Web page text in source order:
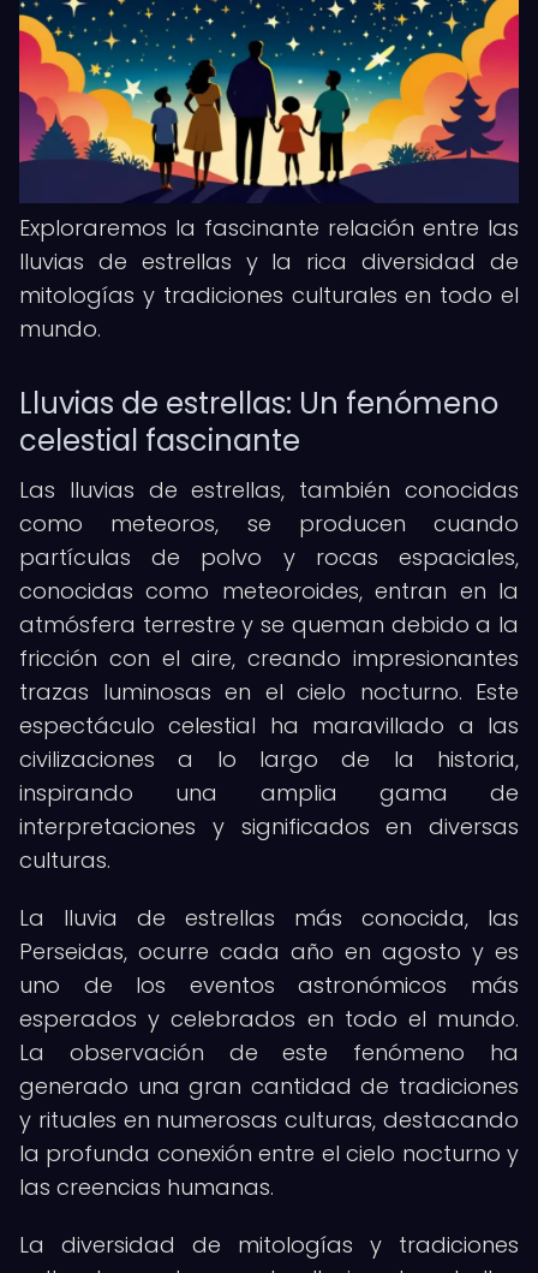
Exploraremos la fascinante relación entre las
lluvias de estrellas y la rica diversidad de
mitologías y tradiciones culturales en todo el
mundo.
Lluvias de estrellas: Un fenómeno
celestial fascinante
Las lluvias de estrellas, también conocidas
como meteoros, se producen cuando
partículas de polvo y rocas espaciales,
conocidas como meteoroides, entran en la
atmósfera terrestre y se queman debido a la
fricción con el aire, creando impresionantes
trazas luminosas en el cielo nocturno. Este
espectáculo celestial ha maravillado a las
civilizaciones a lo largo de la historia,
inspirando una amplia gama de
interpretaciones y significados en diversas
culturas.
La lluvia de estrellas más conocida, las
Perseidas, ocurre cada año en agosto y es
uno de los eventos astronómicos más
esperados y celebrados en todo el mundo.
La observación de este fenómeno ha
generado una gran cantidad de tradiciones
y rituales en numerosas culturas, destacando
la profunda conexión entre el cielo nocturno y
las creencias humanas.
La diversidad de mitologías y tradiciones